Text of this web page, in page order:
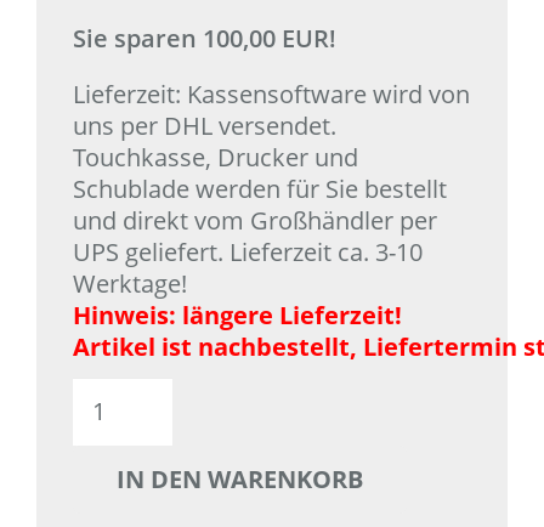
Sie sparen 100,00 EUR!
Lieferzeit: Kassensoftware wird von
uns per DHL versendet.
Touchkasse, Drucker und
Schublade werden für Sie bestellt
und direkt vom Großhändler per
UPS geliefert. Lieferzeit ca. 3-10
Werktage!
Hinweis: längere Lieferzeit!
Artikel ist nachbestellt, Liefertermin
WinOrder
IN DEN WARENKORB